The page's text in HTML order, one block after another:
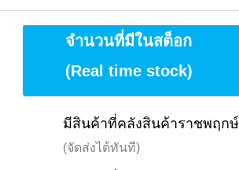
จำนวนที่มีในสต็อก
(Real time stock)
มีสินค้าที่คลังสินค้าราชพฤกษ์
(จัดส่งได้ทันที)